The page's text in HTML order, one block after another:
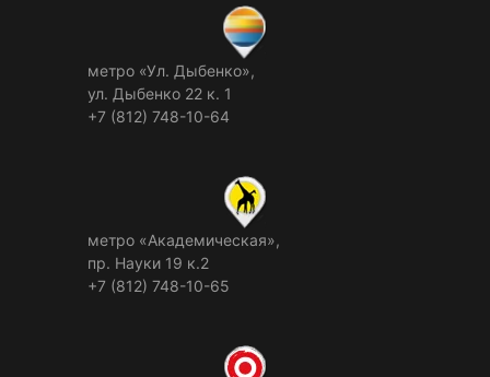
метро «Ул. Дыбенко»,
ул. Дыбенко 22 к. 1
+7 (812) 748-10-64
метро «Академическая»,
пр. Науки 19 к.2
+7 (812) 748-10-65